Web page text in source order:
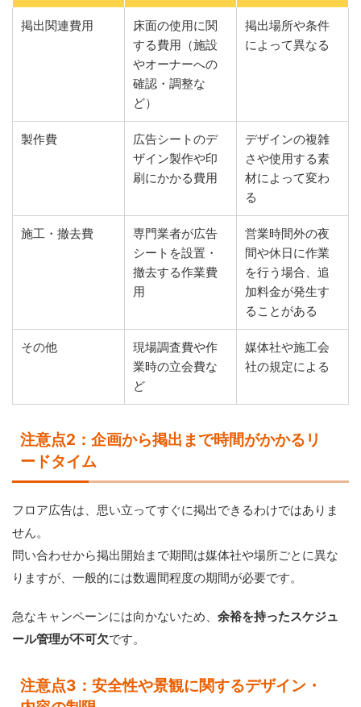
掲出関連費用
床面の使用に関
する費用（施設
やオーナーへの
確認・調整な
ど）
掲出場所や条件
によって異なる
製作費
広告シートのデ
ザイン製作や印
刷にかかる費用
デザインの複雑
さや使用する素
材によって変わ
る
施工・撤去費
専門業者が広告
シートを設置・
撤去する作業費
用
営業時間外の夜
間や休日に作業
を行う場合、追
加料金が発生す
ることがある
その他
現場調査費や作
業時の立会費な
ど
媒体社や施工会
社の規定による
注意点2：企画から掲出まで時間がかかるリ
ードタイム
フロア広告は、思い立ってすぐに掲出できるわけではありま
せん。
問い合わせから掲出開始まで期間は媒体社や場所ごとに異な
りますが、一般的には数週間程度の期間が必要です。
急なキャンペーンには向かないため、 余裕を持ったスケジュ
ール管理が不可欠です。
注意点3：安全性や景観に関するデザイン・